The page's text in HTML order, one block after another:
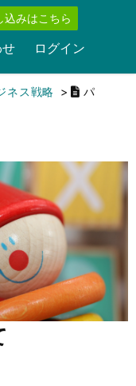
込みはこちら
ログイン
ネス戦略
パ